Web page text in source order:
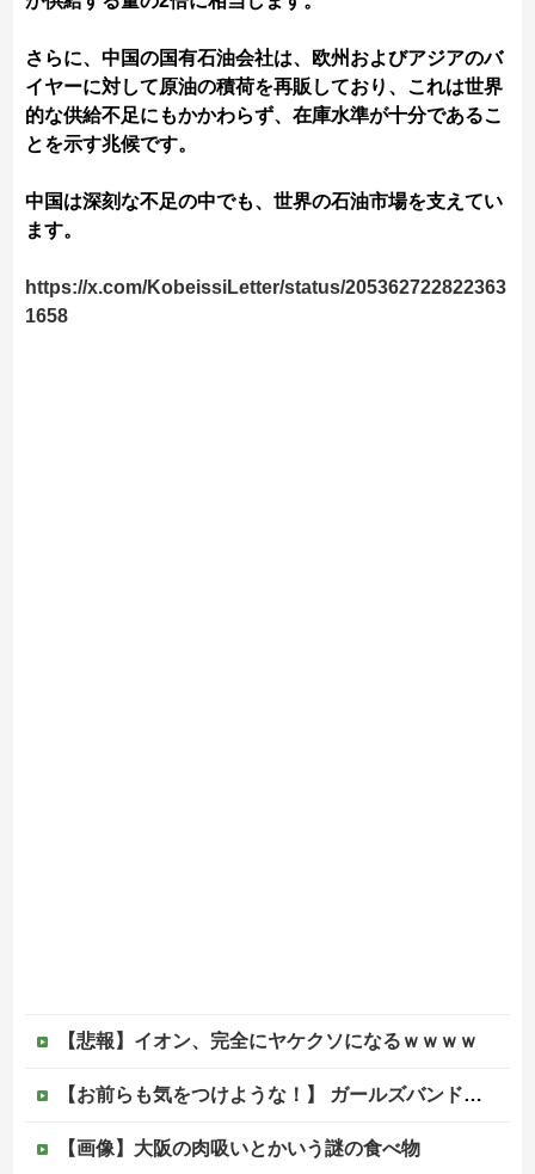
さらに、中国の国有石油会社は、欧州およびアジアのバ
イヤーに対して原油の積荷を再販しており、これは世界
的な供給不足にもかかわらず、在庫水準が十分であるこ
とを示す兆候です。
中国は深刻な不足の中でも、世界の石油市場を支えてい
ます。
https://x.com/KobeissiLetter/status/205362722822363
1658
【悲報】イオン、完全にヤケクソになるｗｗｗｗ
【お前らも気をつけような！】 ガールズバンドのボーカルさん、客席ダイブした結果『こう』なってしまいお気持ち表明してしまう…
【画像】大阪の肉吸いとかいう謎の食べ物